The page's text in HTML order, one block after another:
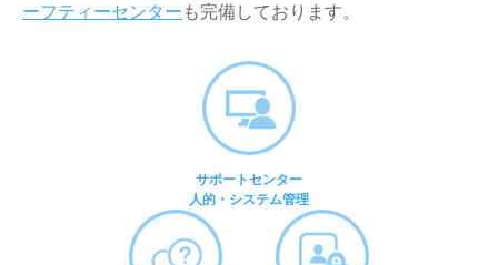
ーフティーセンター も完備しております。
サポートセンター
人的・システム管理